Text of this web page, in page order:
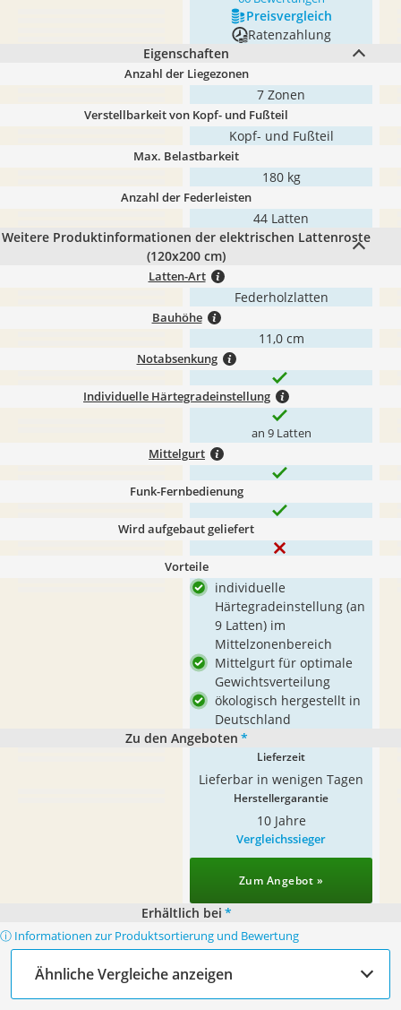
Preis­vergleich
Ratenzahlung
Eigenschaften
Anzahl der Liegezonen
7 Zonen
Verstellbarkeit von Kopf- und Fußteil
Kopf- und Fußteil
Max. Belastbarkeit
180 kg
Anzahl der Federleisten
44 Latten
Weitere Produktinformationen der elektrischen Lattenroste
(120x200 cm)
Latten-Art
Federholzlatten
Bauhöhe
11,0 cm
Notabsenkung
Individuelle Härtegradeinstellung
an 9 Latten
Mittelgurt
Funk-Fernbedienung
Wird aufgebaut geliefert
Vorteile
individuelle
Härtegradeinstellung (an
9 Latten) im
Mittelzonenbereich
Mittelgurt für optimale
Gewichtsverteilung
ökologisch hergestellt in
Deutschland
Zu den Angeboten *
Lieferzeit
Lieferbar in wenigen Tagen
Herstellergarantie
10 Jahre
Vergleichssieger
Zum Angebot »
Erhältlich bei *
ⓘ Informationen zur Produktsortierung und Bewertung
Ähnliche Vergleiche anzeigen